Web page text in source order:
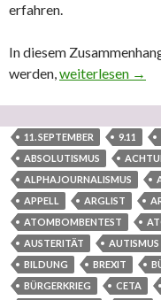
erfahren.
In diesem
werden,N24: „EU
weiterlesen →
11. SEPTEMBER 9.11
ABSOLUTISMUS
ALPHAJOURNALISMUS
APPELL
ARGLIST
ATOMBOMBENTEST
AUSTERITÄT
AUTISMUS
BILDUNG
BREXIT
BÜRGERKRIEG
CETA